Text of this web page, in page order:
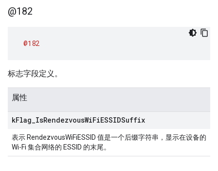
@182
@182
标志字段定义。
属性
kFlag IsRendezvousWiFiESSIDSuffix
表示 RendezvousWiFiESSID 值是一个后缀字符串，显示在设备的
Wi-Fi 集合网络的 ESSID 的末尾。